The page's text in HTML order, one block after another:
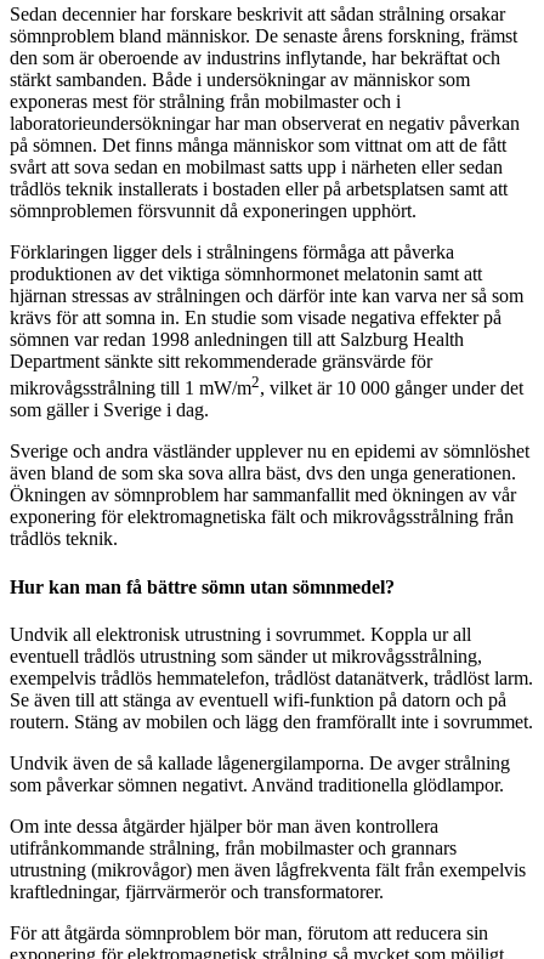
Sedan decennier har forskare beskrivit att sådan strålning orsakar
sömnproblem bland människor. De senaste årens forskning, främst
den som är oberoende av industrins inflytande, har bekräftat och
stärkt sambanden. Både i undersökningar av människor som
exponeras mest för strålning från mobilmaster och i
laboratorieundersökningar har man observerat en negativ påverkan
på sömnen. Det finns många människor som vittnat om att de fått
svårt att sova sedan en mobilmast satts upp i närheten eller sedan
trådlös teknik installerats i bostaden eller på arbetsplatsen samt att
sömnproblemen försvunnit då exponeringen upphört.
Förklaringen ligger dels i strålningens förmåga att påverka
produktionen av det viktiga sömnhormonet melatonin samt att
hjärnan stressas av strålningen och därför inte kan varva ner så som
krävs för att somna in. En studie som visade negativa effekter på
sömnen var redan 1998 anledningen till att Salzburg Health
Department sänkte sitt rekommenderade gränsvärde för
mikrovågsstrålning till 1 mW/m2, vilket är 10 000 gånger under det
som gäller i Sverige i dag.
Sverige och andra västländer upplever nu en epidemi av sömnlöshet
även bland de som ska sova allra bäst, dvs den unga generationen.
Ökningen av sömnproblem har sammanfallit med ökningen av vår
exponering för elektromagnetiska fält och mikrovågsstrålning från
trådlös teknik.
Hur kan man få bättre sömn utan sömnmedel?
Undvik all elektronisk utrustning i sovrummet. Koppla ur all
eventuell trådlös utrustning som sänder ut mikrovågsstrålning,
exempelvis trådlös hemmatelefon, trådlöst datanätverk, trådlöst larm.
Se även till att stänga av eventuell wifi-funktion på datorn och på
routern. Stäng av mobilen och lägg den framförallt inte i sovrummet.
Undvik även de så kallade lågenergilamporna. De avger strålning
som påverkar sömnen negativt. Använd traditionella glödlampor.
Om inte dessa åtgärder hjälper bör man även kontrollera
utifrånkommande strålning, från mobilmaster och grannars
utrustning (mikrovågor) men även lågfrekventa fält från exempelvis
kraftledningar, fjärrvärmerör och transformatorer.
För att åtgärda sömnproblem bör man, förutom att reducera sin
exponering för elektromagnetisk strålning så mycket som möjligt,